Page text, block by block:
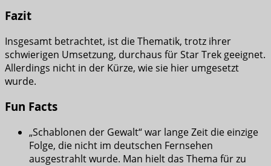
Fazit
Insgesamt betrachtet, ist die Thematik, trotz ihrer
schwierigen Umsetzung, durchaus für Star Trek geeignet.
Allerdings nicht in der Kürze, wie sie hier umgesetzt
wurde.
Fun Facts
„Schablonen der Gewalt“ war lange Zeit die einzige
Folge, die nicht im deutschen Fernsehen
ausgestrahlt wurde. Man hielt das Thema für zu